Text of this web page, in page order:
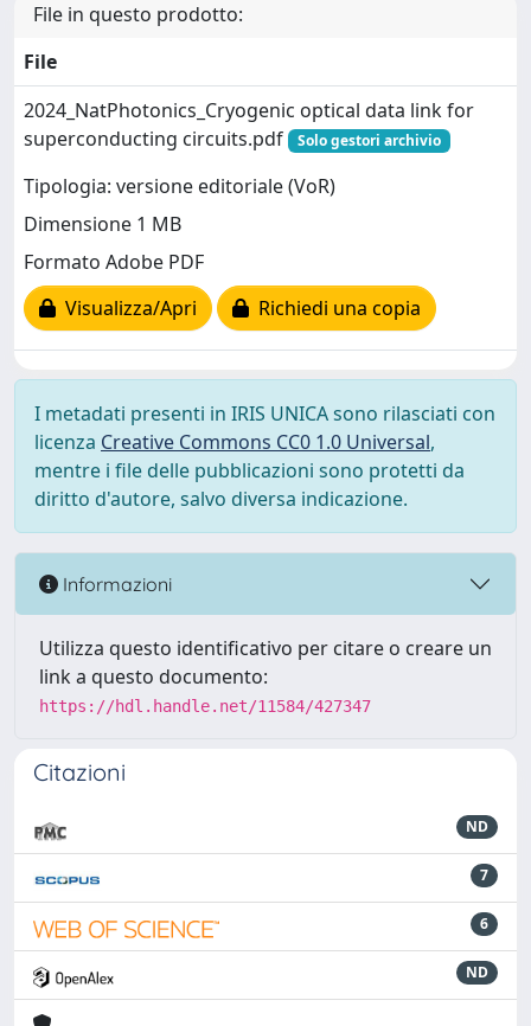
File in questo prodotto:
File
2024_NatPhotonics_Cryogenic optical data link for
superconducting circuits.pdf
Solo gestori archivio
Tipologia: versione editoriale (VoR)
Dimensione 1 MB
Formato Adobe PDF
Visualizza/Apri
Richiedi una copia
I metadati presenti in IRIS UNICA sono rilasciati con
licenza Creative Commons CC0 1.0 Universal,
mentre i file delle pubblicazioni sono protetti da
diritto d'autore, salvo diversa indicazione.
Informazioni
Utilizza questo identificativo per citare o creare un
link a questo documento:
https://hdl.handle.net/11584/427347
Citazioni
ND
7
6
ND